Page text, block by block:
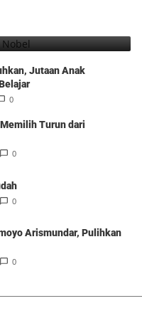
Hadiah Nobel
Jutaan Anak
0
Turun dari
0
0
Arismundar, Pulihkan
0